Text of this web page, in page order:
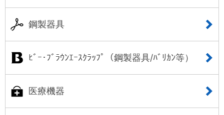
鋼製器具
ﾋﾞｰ･ﾌﾞﾗｳﾝｴｰｽｸﾗｯﾌﾟ（鋼製器具/ﾊﾞﾘｶﾝ等）
医療機器